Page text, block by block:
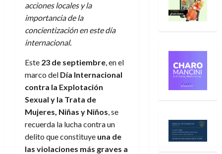
acciones locales y la
importancia de la
concientización en este día
internacional.
Este 23 de septiembre , en el
marco del Día Internacional
contra la Explotación
Sexual y la Trata de
Mujeres, Niñas y Niños , se
recuerda la lucha contra un
delito que constituye una de
las violaciones más graves a